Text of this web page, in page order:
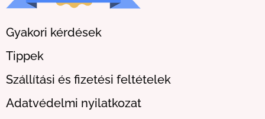
Gyakori kérdések
Tippek
Szállítási és fizetési feltételek
Adatvédelmi nyilatkozat